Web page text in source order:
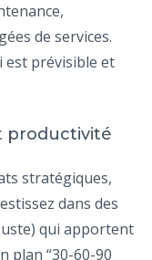
de services.
est prévisible et
productivité
stratégiques,
dans des
qui apportent
plan “30-60-90